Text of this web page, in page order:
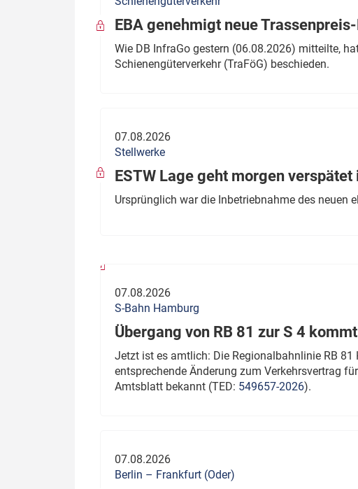
Politik
Verbände: Wer spricht für
wen?
Thema des Monats
Dossier: Generalsanierung
Dossier: ETCS
Infrastruktur &
ÖPNV
EBA genehmigt neue
Wie DB InfraGo gestern (06.08.2026) mitteilte,
Schienengüterverkehr (TraFöG) beschieden.
07.08.2026
Stellwerke
ESTW Lage geht morgen verspätet
Ursprünglich war die Inbetriebnahme des
07.08.2026
S-Bahn Hamburg
Übergang von RB 81 zur S 4
Jetzt ist es amtlich: Die Regionalbahnlinie RB
entsprechende Änderung zum Verkehrsvertrag
Amtsblatt bekannt (TED: 549657-2026).
07.08.2026
Berlin – Frankfurt (Oder)